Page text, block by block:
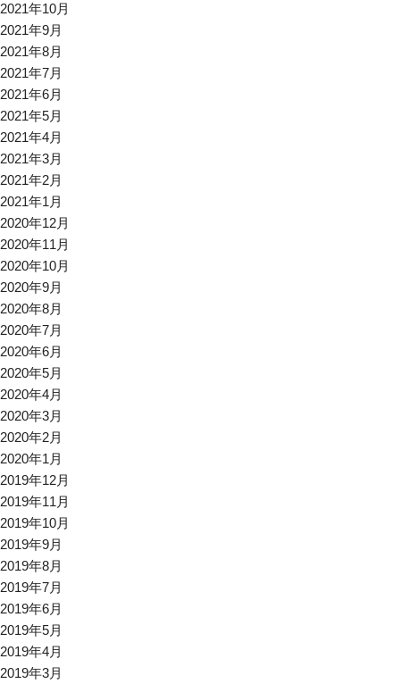
2021年10月
2021年9月
2021年8月
2021年7月
2021年6月
2021年5月
2021年4月
2021年3月
2021年2月
2021年1月
2020年12月
2020年11月
2020年10月
2020年9月
2020年8月
2020年7月
2020年6月
2020年5月
2020年4月
2020年3月
2020年2月
2020年1月
2019年12月
2019年11月
2019年10月
2019年9月
2019年8月
2019年7月
2019年6月
2019年5月
2019年4月
2019年3月